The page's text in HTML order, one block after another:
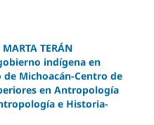
MARTA TERÁN
indígena en
de Michoacán-Centro de
en Antropología
e Historia-